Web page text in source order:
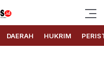
dari
terkini
dunia
DAERAH HUKRIM